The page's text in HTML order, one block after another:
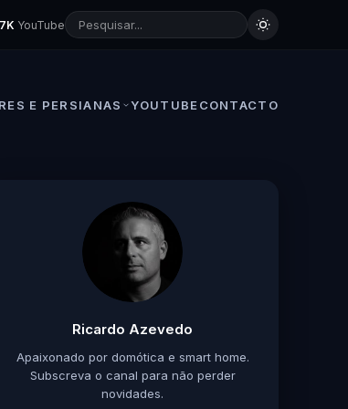
YouTube
E PERSIANAS YOUTUBE CONTACTO
Ricardo Azevedo
Apaixonado por domótica e smart home.
Subscreva o canal para não perder
novidades.